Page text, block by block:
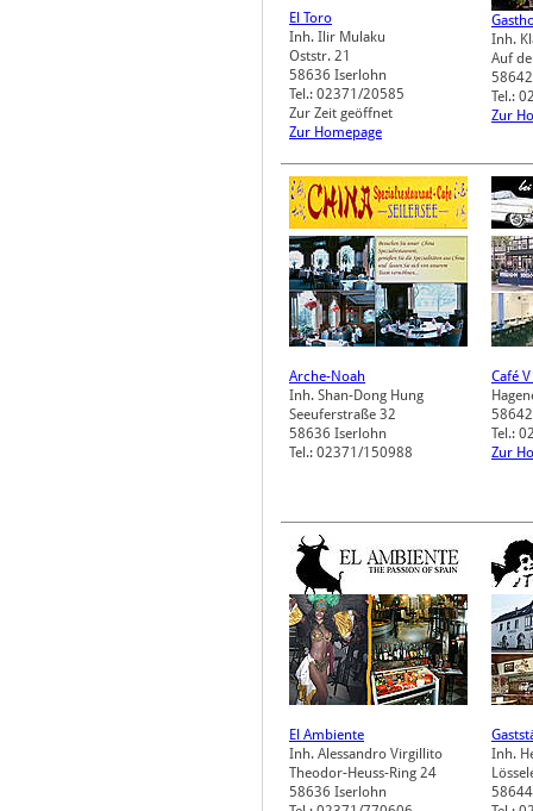
El Toro
Inh. Ilir Mulaku
Oststr. 21
58636 Iserlohn
Tel.: 02371/20585
Zur Zeit geöffnet
Zur Homepage
Inh.
Auf
58642
Tel.:
Zur
Arche-Noah
Inh. Shan-Dong Hung
Seeuferstraße 32
58636 Iserlohn
Tel.: 02371/150988
Café
58642
Tel.:
Zur
El Ambiente
Inh. Alessandro Virgillito
Theodor-Heuss-Ring 24
58636 Iserlohn
Inh.
58644